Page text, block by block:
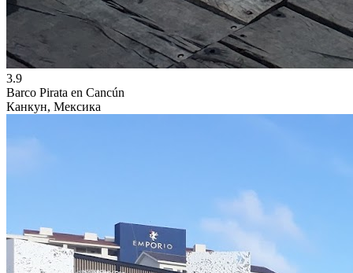
3.9
Barco Pirata en Cancún
Канкун, Мексика